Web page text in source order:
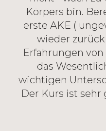
Körpers bin.
erste AKE (
wieder
Erfahrungen
das
wichtigen
Der Kurs ist